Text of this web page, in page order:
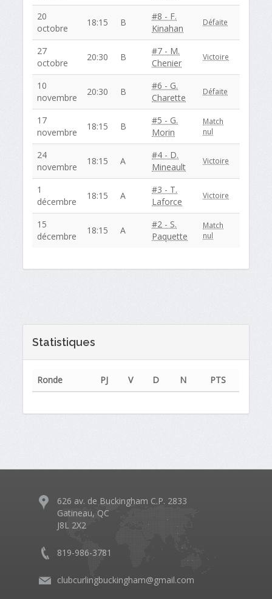
20
octobre
18:15 B
#8 - F.
Kinahan
Défaite
27
octobre
20:30 B
#7 - M.
Chenier
Victoire
10
novembre
20:30 B
#6 - G.
Charette
Défaite
17
novembre
18:15 B
#5 - G.
Morin
Match
nul
24
novembre
18:15 A
#4 - D.
Mineault
Victoire
1
décembre
18:15 A
#3 - T.
Laforce
Victoire
15
décembre
18:15 A
#2 - S.
Paquette
Match
nul
Statistiques
Ronde PJ V D N PTS
626 av. de Buckingham C.P. 2833
Gatineau, QC
J8L 2X2
819-986-3781
clubcurlingbuckingham@gmail.com